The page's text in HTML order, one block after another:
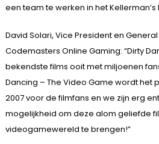
een team te werken in het Kellerman’s
David Solari, Vice President en
Codemasters Online Gaming: “Dirty
bekendste films ooit met miljoenen
Dancing – The Video Game wordt het
2007 voor de filmfans en we zijn erg
mogelijkheid om deze alom geliefde
videogamewereld te brengen!”